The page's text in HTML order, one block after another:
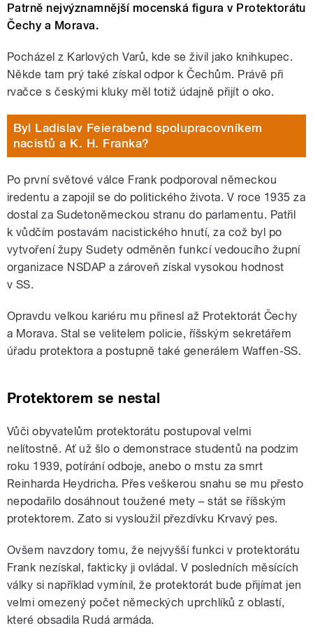
Patrně nejvýznamnější mocenská figura v Protektorátu
Čechy a Morava.
Pocházel z Karlových Varů, kde se živil jako knihkupec.
Někde tam prý také získal odpor k Čechům. Právě při
rvačce s českými kluky měl totiž údajně přijít o oko.
Byl Ladislav Feierabend spolupracovníkem
nacistů a K. H. Franka?
Po první světové válce Frank podporoval německou
iredentu a zapojil se do politického života. V roce 1935 za
dostal za Sudetoněmeckou stranu do parlamentu. Patřil
k vůdčím postavám nacistického hnutí, za což byl po
vytvoření župy Sudety odměněn funkcí vedoucího župní
organizace NSDAP a zároveň získal vysokou hodnost
v SS.
Opravdu velkou kariéru mu přinesl až Protektorát Čechy
a Morava. Stal se velitelem policie, říšským sekretářem
úřadu protektora a postupně také generálem Waffen-SS.
Protektorem se nestal
Vůči obyvatelům protektorátu postupoval velmi
nelítostně. Ať už šlo o demonstrace studentů na podzim
roku 1939, potírání odboje, anebo o mstu za smrt
Reinharda Heydricha. Přes veškerou snahu se mu přesto
nepodařilo dosáhnout toužené mety – stát se říšským
protektorem. Zato si vysloužil přezdívku Krvavý pes.
Ovšem navzdory tomu, že nejvyšší funkci v protektorátu
Frank nezískal, fakticky ji ovládal. V posledních měsících
války si například vymínil, že protektorát bude přijímat jen
velmi omezený počet německých uprchlíků z oblastí,
které obsadila Rudá armáda.